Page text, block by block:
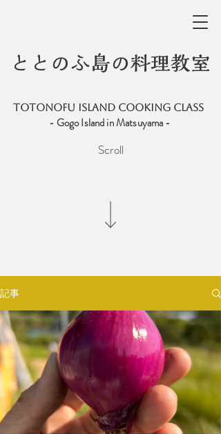
ととのふ島の料理教室
totonofu ISLAND COOKING CLASS
- Gogo Island in Matsuyama -
Scroll
記事